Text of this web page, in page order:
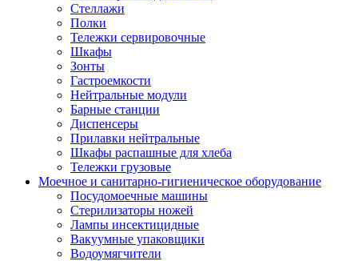
Стеллажи
Полки
Тележки сервировочные
Шкафы
Зонты
Гастроемкости
Нейтральные модули
Барные станции
Диспенсеры
Прилавки нейтральные
Шкафы распашные для хлеба
Тележки грузовые
Моечное и санитарно-гигиеническое оборудование
Посудомоечные машины
Стерилизаторы ножей
Лампы инсектицидные
Вакуумные упаковщики
Водоумягчители